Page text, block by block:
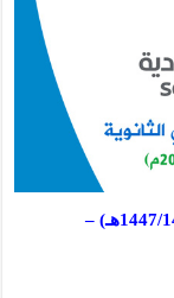
برنامج الابتعاث الجامعي لخريجي الثانوية (1447/1446هـ) –